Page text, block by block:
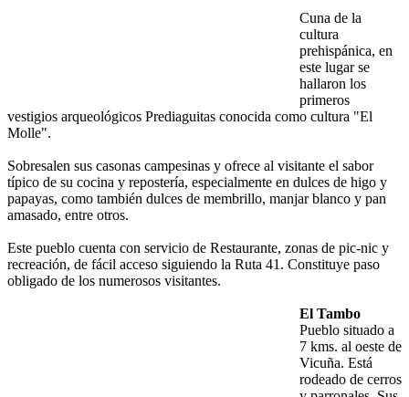
Cuna de la
cultura
prehispánica, en
este lugar se
hallaron los
primeros
vestigios arqueológicos Prediaguitas conocida como cultura "El
Molle".
Sobresalen sus casonas campesinas y ofrece al visitante el sabor
típico de su cocina y repostería, especialmente en dulces de higo y
papayas, como también dulces de membrillo, manjar blanco y pan
amasado, entre otros.
Este pueblo cuenta con servicio de Restaurante, zonas de pic-nic y
recreación, de fácil acceso siguiendo la Ruta 41. Constituye paso
obligado de los numerosos visitantes.
El Tambo
Pueblo situado a
7 kms. al oeste de
Vicuña. Está
rodeado de cerros